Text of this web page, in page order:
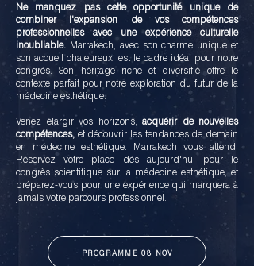
Ne manquez pas cette opportunité unique de
combiner l'expansion de vos compétences
professionnelles avec une expérience culturelle
inoubliable. Marrakech, avec son charme unique et
son accueil chaleureux, est le cadre idéal pour notre
congrès. Son héritage riche et diversifié offre le
contexte parfait pour notre exploration du futur de la
médecine esthétique.
Venez élargir vos horizons, acquérir de nouvelles
compétences, et découvrir les tendances de demain
en médecine esthétique. Marrakech vous attend.
Réservez votre place dès aujourd'hui pour le
congrès scientifique sur la médecine esthétique, et
préparez-vous pour une expérience qui marquera à
jamais votre parcours professionnel.
PROGRAMME 08 NOV